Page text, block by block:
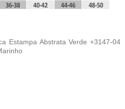
Estampa Abstrata Verde +3147-04